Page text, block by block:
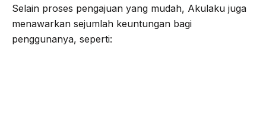
Selain proses pengajuan yang mudah, Akulaku juga
menawarkan sejumlah keuntungan bagi
penggunanya, seperti: